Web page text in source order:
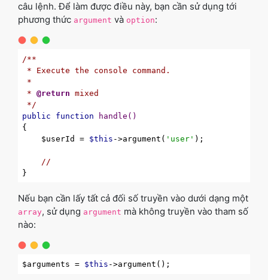
câu lệnh. Để làm được điều này, bạn cần sử dụng tới
phương thức argument và option:
/**
* Execute the console command.
*
* @return mixed
*/
public
function handle ()
{
    $userId =
$this ->argument( 'user' );
//
Nếu bạn cần lấy tất cả đối số truyền vào dưới dạng một
array, sử dụng argument mà không truyền vào tham số
nào:
$arguments = $this